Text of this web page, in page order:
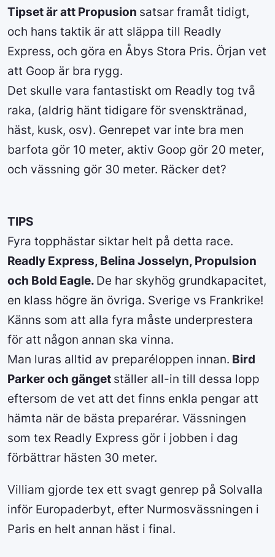
Tipset är att Propusion satsar framåt tidigt,
och hans taktik är att släppa till Readly
Express, och göra en Åbys Stora Pris. Örjan vet
att Goop är bra rygg.
Det skulle vara fantastiskt om Readly tog två
raka, (aldrig hänt tidigare för svensktränad,
häst, kusk, osv). Genrepet var inte bra men
barfota gör 10 meter, aktiv Goop gör 20 meter,
och vässning gör 30 meter. Räcker det?
TIPS
Fyra topphästar siktar helt på detta race.
Readly Express, Belina Josselyn, Propulsion
och Bold Eagle. De har skyhög grundkapacitet,
en klass högre än övriga. Sverige vs Frankrike!
Känns som att alla fyra måste underprestera
för att någon annan ska vinna.
Man luras alltid av preparéloppen innan. Bird
Parker och gänget ställer all-in till dessa lopp
eftersom de vet att det finns enkla pengar att
hämta när de bästa preparérar. Vässningen
som tex Readly Express gör i jobben i dag
förbättrar hästen 30 meter.
Villiam gjorde tex ett svagt genrep på Solvalla
inför Europaderbyt, efter Nurmosvässningen i
Paris en helt annan häst i final.